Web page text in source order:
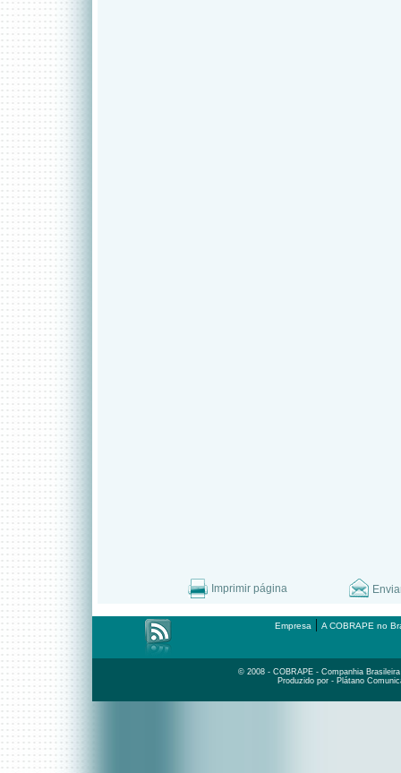
Imprimir página
Empresa | A COBRAPE no
© 2008 - COBRAPE - Companhia
Produzido por - Plátano